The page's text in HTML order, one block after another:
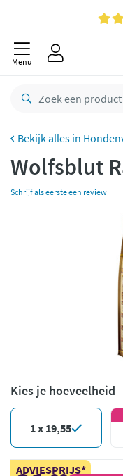
Menu
Wolfsblut
Schrijf als eerste een review
Kies je hoeveelheid
1 x 19,55
ADVIESPRIJS*